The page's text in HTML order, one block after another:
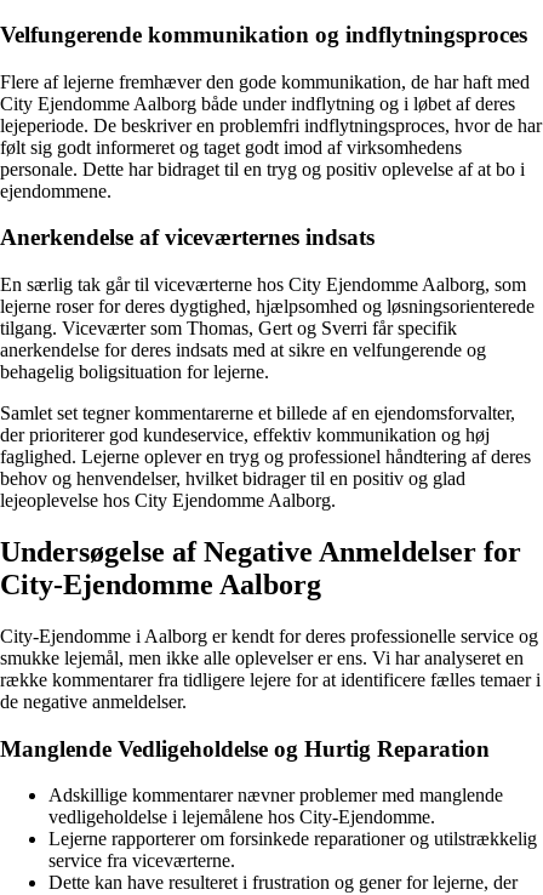
Velfungerende kommunikation og indflytningsproces
Flere af lejerne fremhæver den gode kommunikation, de har haft med
City Ejendomme Aalborg både under indflytning og i løbet af deres
lejeperiode. De beskriver en problemfri indflytningsproces, hvor de har
følt sig godt informeret og taget godt imod af virksomhedens
personale. Dette har bidraget til en tryg og positiv oplevelse af at bo i
ejendommene.
Anerkendelse af viceværternes indsats
En særlig tak går til viceværterne hos City Ejendomme Aalborg, som
lejerne roser for deres dygtighed, hjælpsomhed og løsningsorienterede
tilgang. Viceværter som Thomas, Gert og Sverri får specifik
anerkendelse for deres indsats med at sikre en velfungerende og
behagelig boligsituation for lejerne.
Samlet set tegner kommentarerne et billede af en ejendomsforvalter,
der prioriterer god kundeservice, effektiv kommunikation og høj
faglighed. Lejerne oplever en tryg og professionel håndtering af deres
behov og henvendelser, hvilket bidrager til en positiv og glad
lejeoplevelse hos City Ejendomme Aalborg.
Undersøgelse af Negative Anmeldelser for
City-Ejendomme Aalborg
City-Ejendomme i Aalborg er kendt for deres professionelle service og
smukke lejemål, men ikke alle oplevelser er ens. Vi har analyseret en
række kommentarer fra tidligere lejere for at identificere fælles temaer i
de negative anmeldelser.
Manglende Vedligeholdelse og Hurtig Reparation
Adskillige kommentarer nævner problemer med manglende
vedligeholdelse i lejemålene hos City-Ejendomme.
Lejerne rapporterer om forsinkede reparationer og utilstrækkelig
service fra viceværterne.
Dette kan have resulteret i frustration og gener for lejerne, der